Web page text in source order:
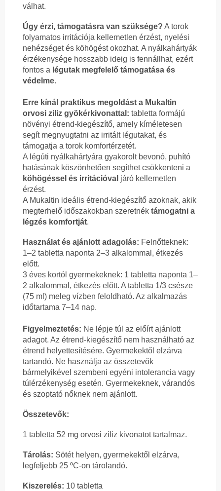
válhat.
Úgy érzi, támogatásra van szüksége? A torok
folyamatos irritációja kellemetlen érzést, nyelési
nehézséget és köhögést okozhat. A nyálkahártyák
érzékenysége hosszabb ideig is fennállhat, ezért
fontos a légutak megfelelő támogatása és
védelme.
Erre kínál praktikus megoldást a Mukaltin
orvosi ziliz gyökérkivonattal: tabletta formájú
növényi étrend-kiegészítő, amely kíméletesen
segít megnyugtatni az irritált légutakat, és
támogatja a torok komfortérzetét.
A légúti nyálkahártyára gyakorolt bevonó, puhító
hatásának köszönhetően segíthet csökkenteni a
köhögéssel és irritációval járó kellemetlen
érzést.
A Mukaltin ideális étrend-kiegészítő azoknak, akik
megterhelő időszakokban szeretnék támogatni a
légzés komfortját.
Használat és ajánlott adagolás: Felnőtteknek:
1–2 tabletta naponta 2–3 alkalommal, étkezés
előtt.
3 éves kortól gyermekeknek: 1 tabletta naponta 1–
2 alkalommal, étkezés előtt. A tabletta 1/3 csésze
(75 ml) meleg vízben feloldható. Az alkalmazás
időtartama 7–14 nap.
Figyelmeztetés: Ne lépje túl az előírt ajánlott
adagot. Az étrend-kiegészítő nem használható az
étrend helyettesítésére. Gyermekektől elzárva
tartandó. Ne használja az összetevők
bármelyikével szembeni egyéni intolerancia vagy
túlérzékenység esetén. Gyermekeknek, várandós
és szoptató nőknek nem ajánlott.
Összetevők:
1 tabletta 52 mg orvosi ziliz kivonatot tartalmaz.
Tárolás: Sötét helyen, gyermekektől elzárva,
legfeljebb 25 ºC-on tárolandó.
Kiszerelés: 10 tabletta